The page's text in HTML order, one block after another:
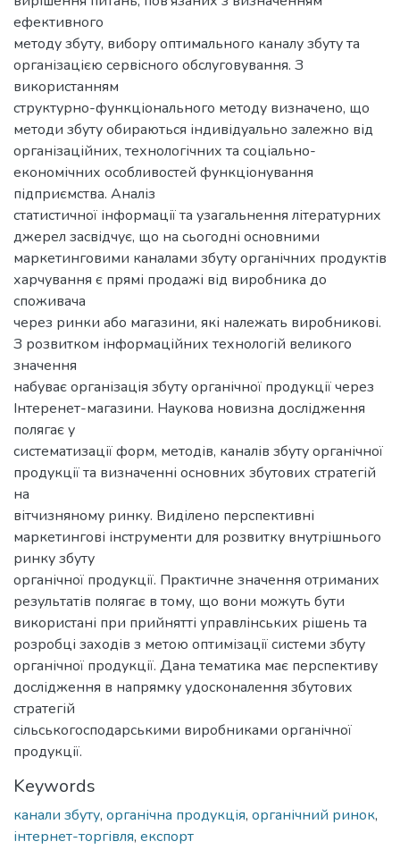
ефективного
методу збуту, вибору оптимального каналу збуту та
організацією сервісного обслуговування. З
використанням
структурно-функціонального методу визначено, що
методи збуту обираються індивідуально залежно від
організаційних, технологічних та соціально-
економічних особливостей функціонування
підприємства. Аналіз
статистичної інформації та узагальнення літературних
джерел засвідчує, що на сьогодні основними
маркетинговими каналами збуту органічних продуктів
харчування є прямі продажі від виробника до
споживача
через ринки або магазини, які належать виробникові.
З розвитком інформаційних технологій великого
значення
набуває організація збуту органічної продукції через
Інтеренет-магазини. Наукова новизна дослідження
полягає у
систематизації форм, методів, каналів збуту органічної
продукції та визначенні основних збутових стратегій
на
вітчизняному ринку. Виділено перспективні
маркетингові інструменти для розвитку внутрішнього
ринку збуту
органічної продукції. Практичне значення отриманих
результатів полягає в тому, що вони можуть бути
використані при прийнятті управлінських рішень та
розробці заходів з метою оптимізації системи збуту
органічної продукції. Дана тематика має перспективу
дослідження в напрямку удосконалення збутових
стратегій
сільськогосподарськими виробниками органічної
продукції.
Keywords
канали збуту, органічна продукція, органічний ринок,
інтернет-торгівля, експорт